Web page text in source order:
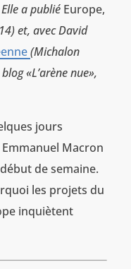
a publié Europe,
et, avec David
(Michalon
«L’arène nue»,
jours
Macron
de semaine.
les projets du
inquiètent